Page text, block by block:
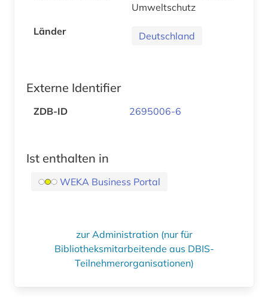
Umweltschutz
Länder
Deutschland
Externe Identifier
ZDB-ID 2695006-6
Ist enthalten in
WEKA Business Portal
zur Administration (nur für
Bibliotheksmitarbeitende aus DBIS-
Teilnehmerorganisationen)